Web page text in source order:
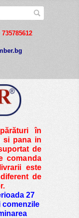
735785612
în
si pana in
de
comanda
este
de
27
comenzile